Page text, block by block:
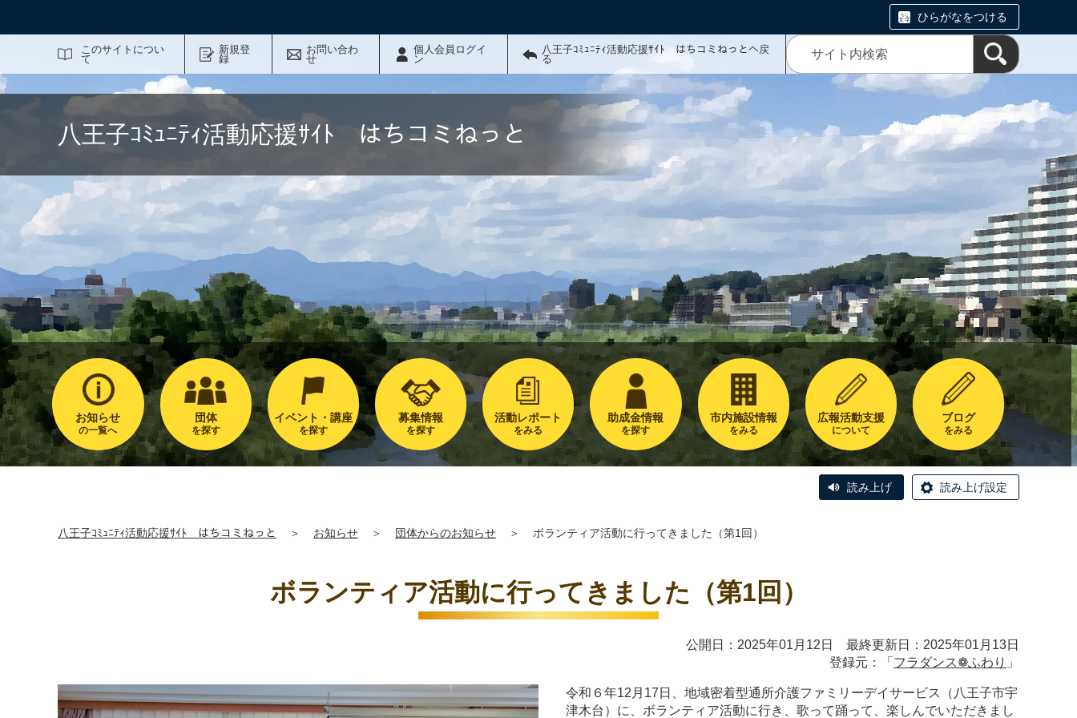
ひらがなをつける
このサイトについ
て
新規登
録
お問い合わ
せ
個人会員ログイ
ン
八王子ｺﾐｭﾆﾃｨ活動応援ｻｲﾄ はちコミねっとへ戻
る
八王子ｺﾐｭﾆﾃｨ活動応援ｻｲﾄ はちコミねっと
お知らせ
の一覧へ
団体
を探す
イベント・講座
を探す
募集情報
を探す
活動レポート
をみる
助成金情報
を探す
市内施設情報
をみる
広報活動支援
について
ブログ
をみる
読み上げ 読み上げ設定
八王子ｺﾐｭﾆﾃｨ活動応援ｻｲﾄ はちコミねっと ＞ お知らせ ＞ 団体からのお知らせ ＞ ボランティア活動に行ってきました（第1回）
ボランティア活動に行ってきました（第1回）
公開日：2025年01月12日 最終更新日：2025年01月13日
登録元：「 フラダンス❁ふわり 」
令和６年12月17日、地域密着型通所介護ファミリーデイサービス（八王子市宇
津木台）に、ボランティア活動に行き、歌って踊って、楽しんでいただきまし